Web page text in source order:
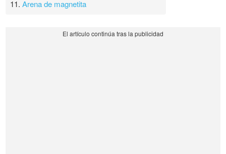
11.Arena de magnetita